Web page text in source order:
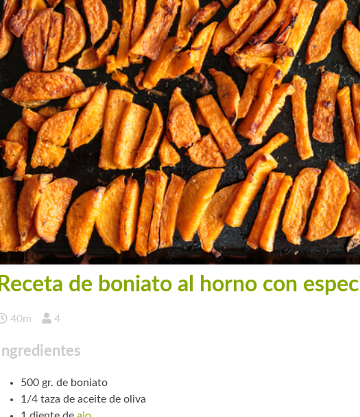
Receta de boniato al horno con
40m 4
Ingredientes
500 gr. de boniato
1/4 taza de aceite de oliva